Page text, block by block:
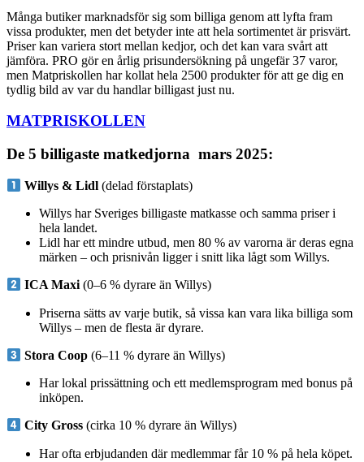
Många butiker marknadsför sig som billiga genom att lyfta fram
vissa produkter, men det betyder inte att hela sortimentet är prisvärt.
Priser kan variera stort mellan kedjor, och det kan vara svårt att
jämföra. PRO gör en årlig prisundersökning på ungefär 37 varor,
men Matpriskollen har kollat hela 2500 produkter för att ge dig en
tydlig bild av var du handlar billigast just nu.
MATPRISKOLLEN
De 5 billigaste matkedjorna mars 2025:
Willys & Lidl (delad förstaplats)
Willys har Sveriges billigaste matkasse och samma priser i
hela landet.
Lidl har ett mindre utbud, men 80 % av varorna är deras egna
märken – och prisnivån ligger i snitt lika lågt som Willys.
ICA Maxi(0–6 % dyrare än Willys)
Priserna sätts av varje butik, så vissa kan vara lika billiga som
Willys – men de flesta är dyrare.
Stora Coop (6–11 % dyrare än Willys)
Har lokal prissättning och ett medlemsprogram med bonus på
inköpen.
City Gross (cirka 10 % dyrare än Willys)
Har ofta erbjudanden där medlemmar får 10 % på hela köpet.